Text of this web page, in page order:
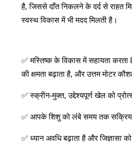
है, जिससे दाँत निकलने के दर्द से राहत
स्वस्थ विकास में भी मदद मिलती है।
✅ मस्तिष्क के विकास में सहायता करता
की क्षमता बढ़ाता है, और उत्तम मोटर
✅ स्क्रीन-मुक्त, उद्देश्यपूर्ण खेल को
✅ आपके शिशु को लंबे समय तक सक्रिय
✅ ध्यान अवधि बढ़ाता है और जिज्ञासा